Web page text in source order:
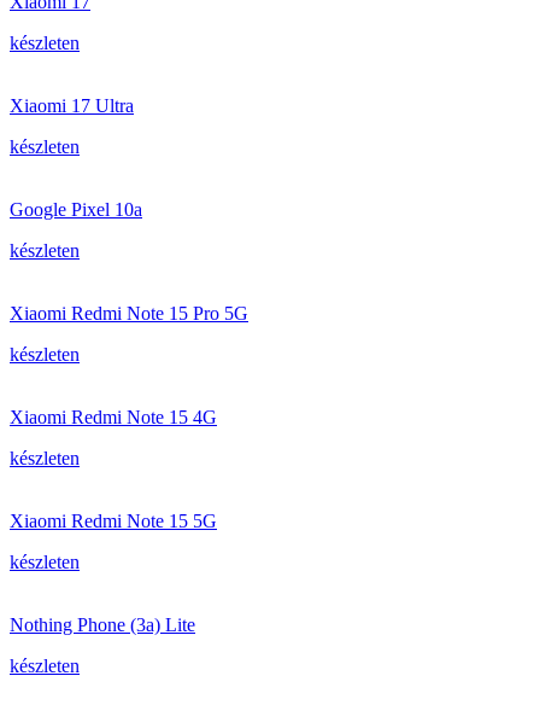
készleten
Xiaomi 17 Ultra
készleten
Google Pixel 10a
készleten
Xiaomi Redmi Note 15 Pro 5G
készleten
Xiaomi Redmi Note 15 4G
készleten
Xiaomi Redmi Note 15 5G
készleten
Nothing Phone (3a) Lite
készleten